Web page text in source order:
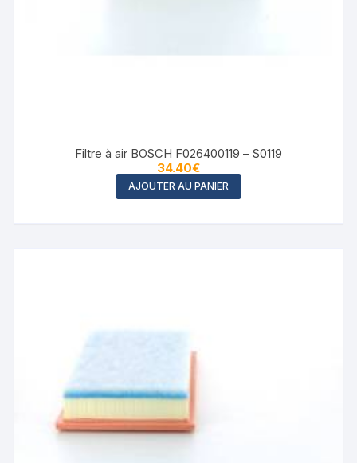
Filtre à air BOSCH F026400119 – S0119
34.40€
AJOUTER AU PANIER